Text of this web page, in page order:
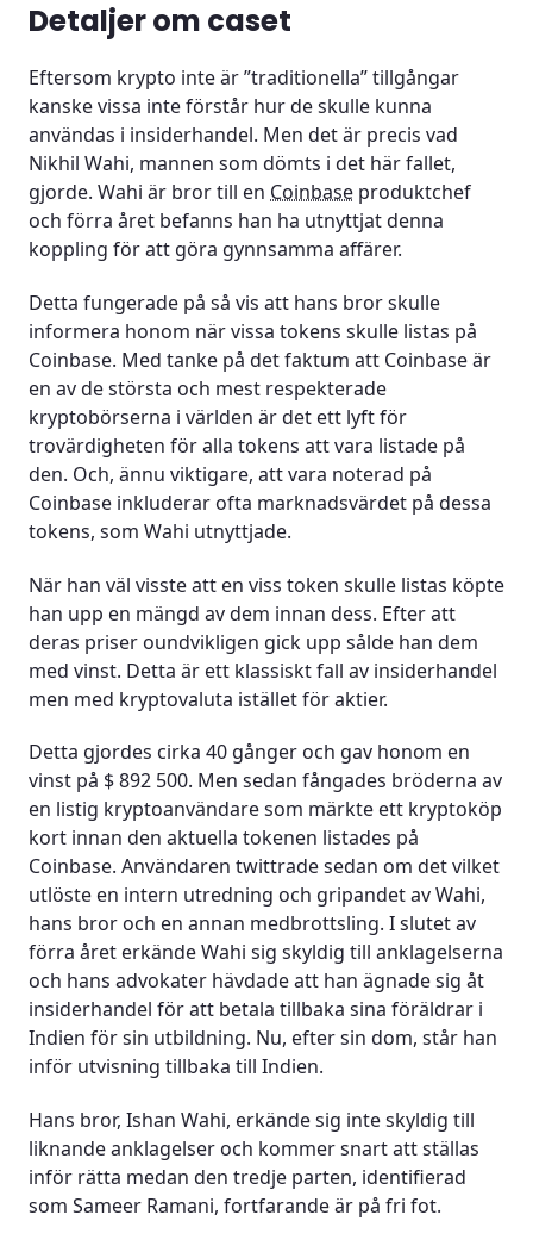
Detaljer om caset
Eftersom krypto inte är ”traditionella” tillgångar
kanske vissa inte förstår hur de skulle kunna
användas i insiderhandel. Men det är precis vad
Nikhil Wahi, mannen som dömts i det här fallet,
gjorde. Wahi är bror till en Coinbase produktchef
och förra året befanns han ha utnyttjat denna
koppling för att göra gynnsamma affärer.
Detta fungerade på så vis att hans bror skulle
informera honom när vissa tokens skulle listas på
Coinbase. Med tanke på det faktum att Coinbase är
en av de största och mest respekterade
kryptobörserna i världen är det ett lyft för
trovärdigheten för alla tokens att vara listade på
den. Och, ännu viktigare, att vara noterad på
Coinbase inkluderar ofta marknadsvärdet på dessa
tokens, som Wahi utnyttjade.
När han väl visste att en viss token skulle listas köpte
han upp en mängd av dem innan dess. Efter att
deras priser oundvikligen gick upp sålde han dem
med vinst. Detta är ett klassiskt fall av insiderhandel
men med kryptovaluta istället för aktier.
Detta gjordes cirka 40 gånger och gav honom en
vinst på $ 892 500. Men sedan fångades bröderna av
en listig kryptoanvändare som märkte ett kryptoköp
kort innan den aktuella tokenen listades på
Coinbase. Användaren twittrade sedan om det vilket
utlöste en intern utredning och gripandet av Wahi,
hans bror och en annan medbrottsling. I slutet av
förra året erkände Wahi sig skyldig till anklagelserna
och hans advokater hävdade att han ägnade sig åt
insiderhandel för att betala tillbaka sina föräldrar i
Indien för sin utbildning. Nu, efter sin dom, står han
inför utvisning tillbaka till Indien.
Hans bror, Ishan Wahi, erkände sig inte skyldig till
liknande anklagelser och kommer snart att ställas
inför rätta medan den tredje parten, identifierad
som Sameer Ramani, fortfarande är på fri fot.